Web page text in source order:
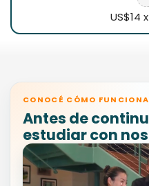
US$14
CONOCÉ CÓMO
Antes de
estudiar con